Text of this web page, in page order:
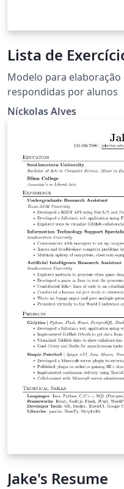
Lista de
Modelo para elaboração
respondidas por alunos
Níckolas Alves
Jake's Resume